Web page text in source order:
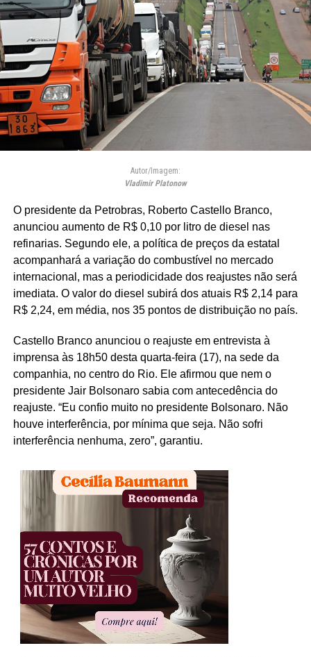
Autor/Imagem:
Vladimir Platonow
O presidente da Petrobras, Roberto Castello Branco,
anunciou aumento de R$ 0,10 por litro de diesel nas
refinarias. Segundo ele, a política de preços da estatal
acompanhará a variação do combustível no mercado
internacional, mas a periodicidade dos reajustes não será
imediata. O valor do diesel subirá dos atuais R$ 2,14 para
R$ 2,24, em média, nos 35 pontos de distribuição no país.
Castello Branco anunciou o reajuste em entrevista à
imprensa às 18h50 desta quarta-feira (17), na sede da
companhia, no centro do Rio. Ele afirmou que nem o
presidente Jair Bolsonaro sabia com antecedência do
reajuste. “Eu confio muito no presidente Bolsonaro. Não
houve interferência, por mínima que seja. Não sofri
interferência nenhuma, zero”, garantiu.